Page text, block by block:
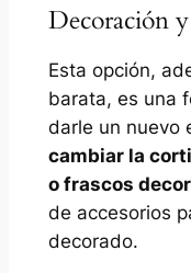
Decoración y
Esta opción,
barata, es una
darle un nuevo
cambiar la
o frascos
de accesorios
decorado.